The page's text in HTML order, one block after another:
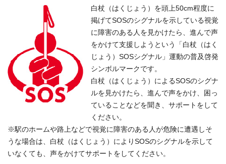
白杖（はくじょう）を頭上50cm程度に
掲げてSOSのシグナルを示している視覚
に障害のある人を見かけたら、進んで声
をかけて支援しようという「白杖（はく
じょう）SOSシグナル」運動の普及啓発
シンボルマークです。
白杖（はくじょう）によるSOSのシグナ
ルを見かけたら、進んで声をかけ、困っ
ていることなどを聞き、サポートをして
ください。
※駅のホームや路上などで視覚に障害のある人が危険に遭遇しそ
うな場合は、白杖（はくじょう）によりSOSのシグナルを示して
いなくても、声をかけてサポートをしてください。